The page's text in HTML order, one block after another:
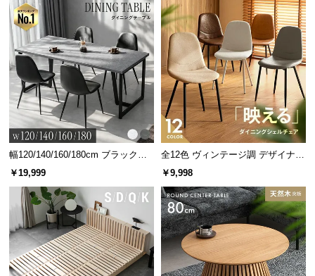
すのこ厚 約1.3㎝
溝カット加工で通気性UP
すのこの表面にカット加工を施すことで、湿気の抜
け道をつくり、通気性を更に向上しました。
幅120/140/160/180cm ブラックフ
レーム ダイニング 大理石調 4人掛
￥19,999
全12色 ヴィンテージ調 デザイナー
ズシェルチェア
￥9,998